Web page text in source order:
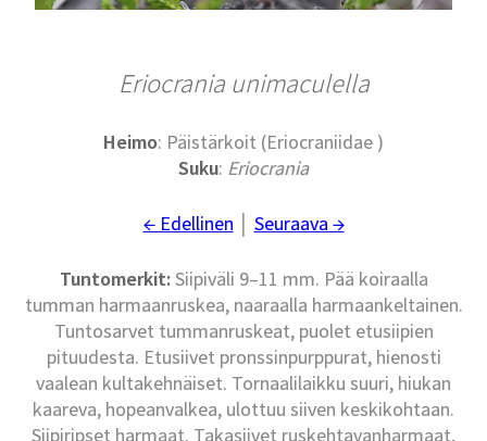
Eriocrania unimaculella
Heimo: Päistärkoit (Eriocraniidae )
Suku: Eriocrania
← Edellinen Seuraava →
Tuntomerkit:Siipiväli 9–11 mm. Pää koiraalla
tumman harmaanruskea, naaraalla harmaankeltainen.
Tuntosarvet tummanruskeat, puolet etusiipien
pituudesta. Etusiivet pronssinpurppurat, hienosti
vaalean kultakehnäiset. Tornaalilaikku suuri, hiukan
kaareva, hopeanvalkea, ulottuu siiven keskikohtaan.
Siipiripset harmaat. Takasiivet ruskehtavanharmaat,